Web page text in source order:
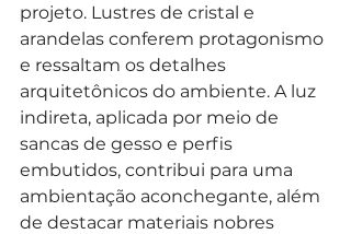
projeto. Lustres de cristal e
arandelas conferem protagonismo
e ressaltam os detalhes
arquitetônicos do ambiente. A luz
indireta, aplicada por meio de
sancas de gesso e perfis
embutidos, contribui para uma
ambientação aconchegante, além
de destacar materiais nobres